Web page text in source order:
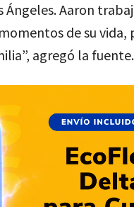
Ángeles. Aaron
de su vida,
agregó la fuente.